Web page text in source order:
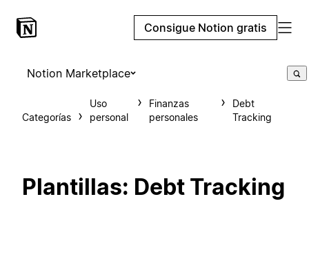
Consigue Notion gratis
Notion Marketplace
Categorías
Uso
personal
Finanzas
personales
Debt
Tracking
Plantillas: Debt Tracking